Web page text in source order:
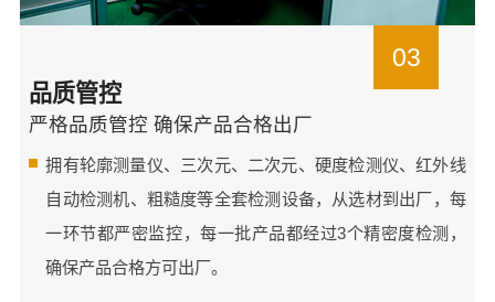
03
品质管控
严格品质管控 确保产品合格出厂
拥有轮廓测量仪、三次元、二次元、硬度检测仪、红外线
自动检测机、粗糙度等全套检测设备，从选材到出厂，每
一环节都严密监控，每一批产品都经过3个精密度检测，
确保产品合格方可出厂。